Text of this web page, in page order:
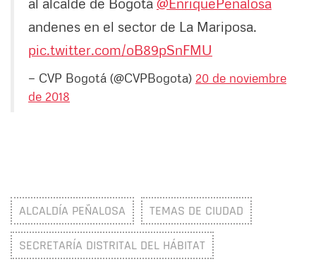
andenes en el sector de La Mariposa.
pic.twitter.com/oB89pSnFMU
— CVP Bogotá (@CVPBogota) 20 de noviembre
de 2018
ALCALDÍA PEÑALOSA TEMAS DE CIUDAD
SECRETARÍA DISTRITAL DEL HÁBITAT